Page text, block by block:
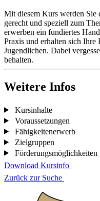
Mit diesem Kurs werden Sie
gerecht und speziell zum
erwerben ein fundiertes
Praxis und erhalten sich
Jugendlichen. Dabei
behalten.
Weitere Infos
Kursinhalte
Voraussetzungen
Fähigkeitenerwerb
Zielgruppen
Förderungsmöglichkeiten
Download Kursinfo
Zurück zur Suche